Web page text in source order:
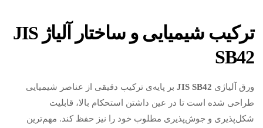
ترکیب شیمیایی و ساختار آلیاژ JIS
SB42
ورق آلیاژی JIS SB42 بر پایه‌ی ترکیب دقیقی از عناصر شیمیایی
طراحی شده است تا در عین داشتن استحکام بالا، قابلیت
شکل‌پذیری و جوش‌پذیری مطلوب خود را نیز حفظ کند. مهم‌ترین